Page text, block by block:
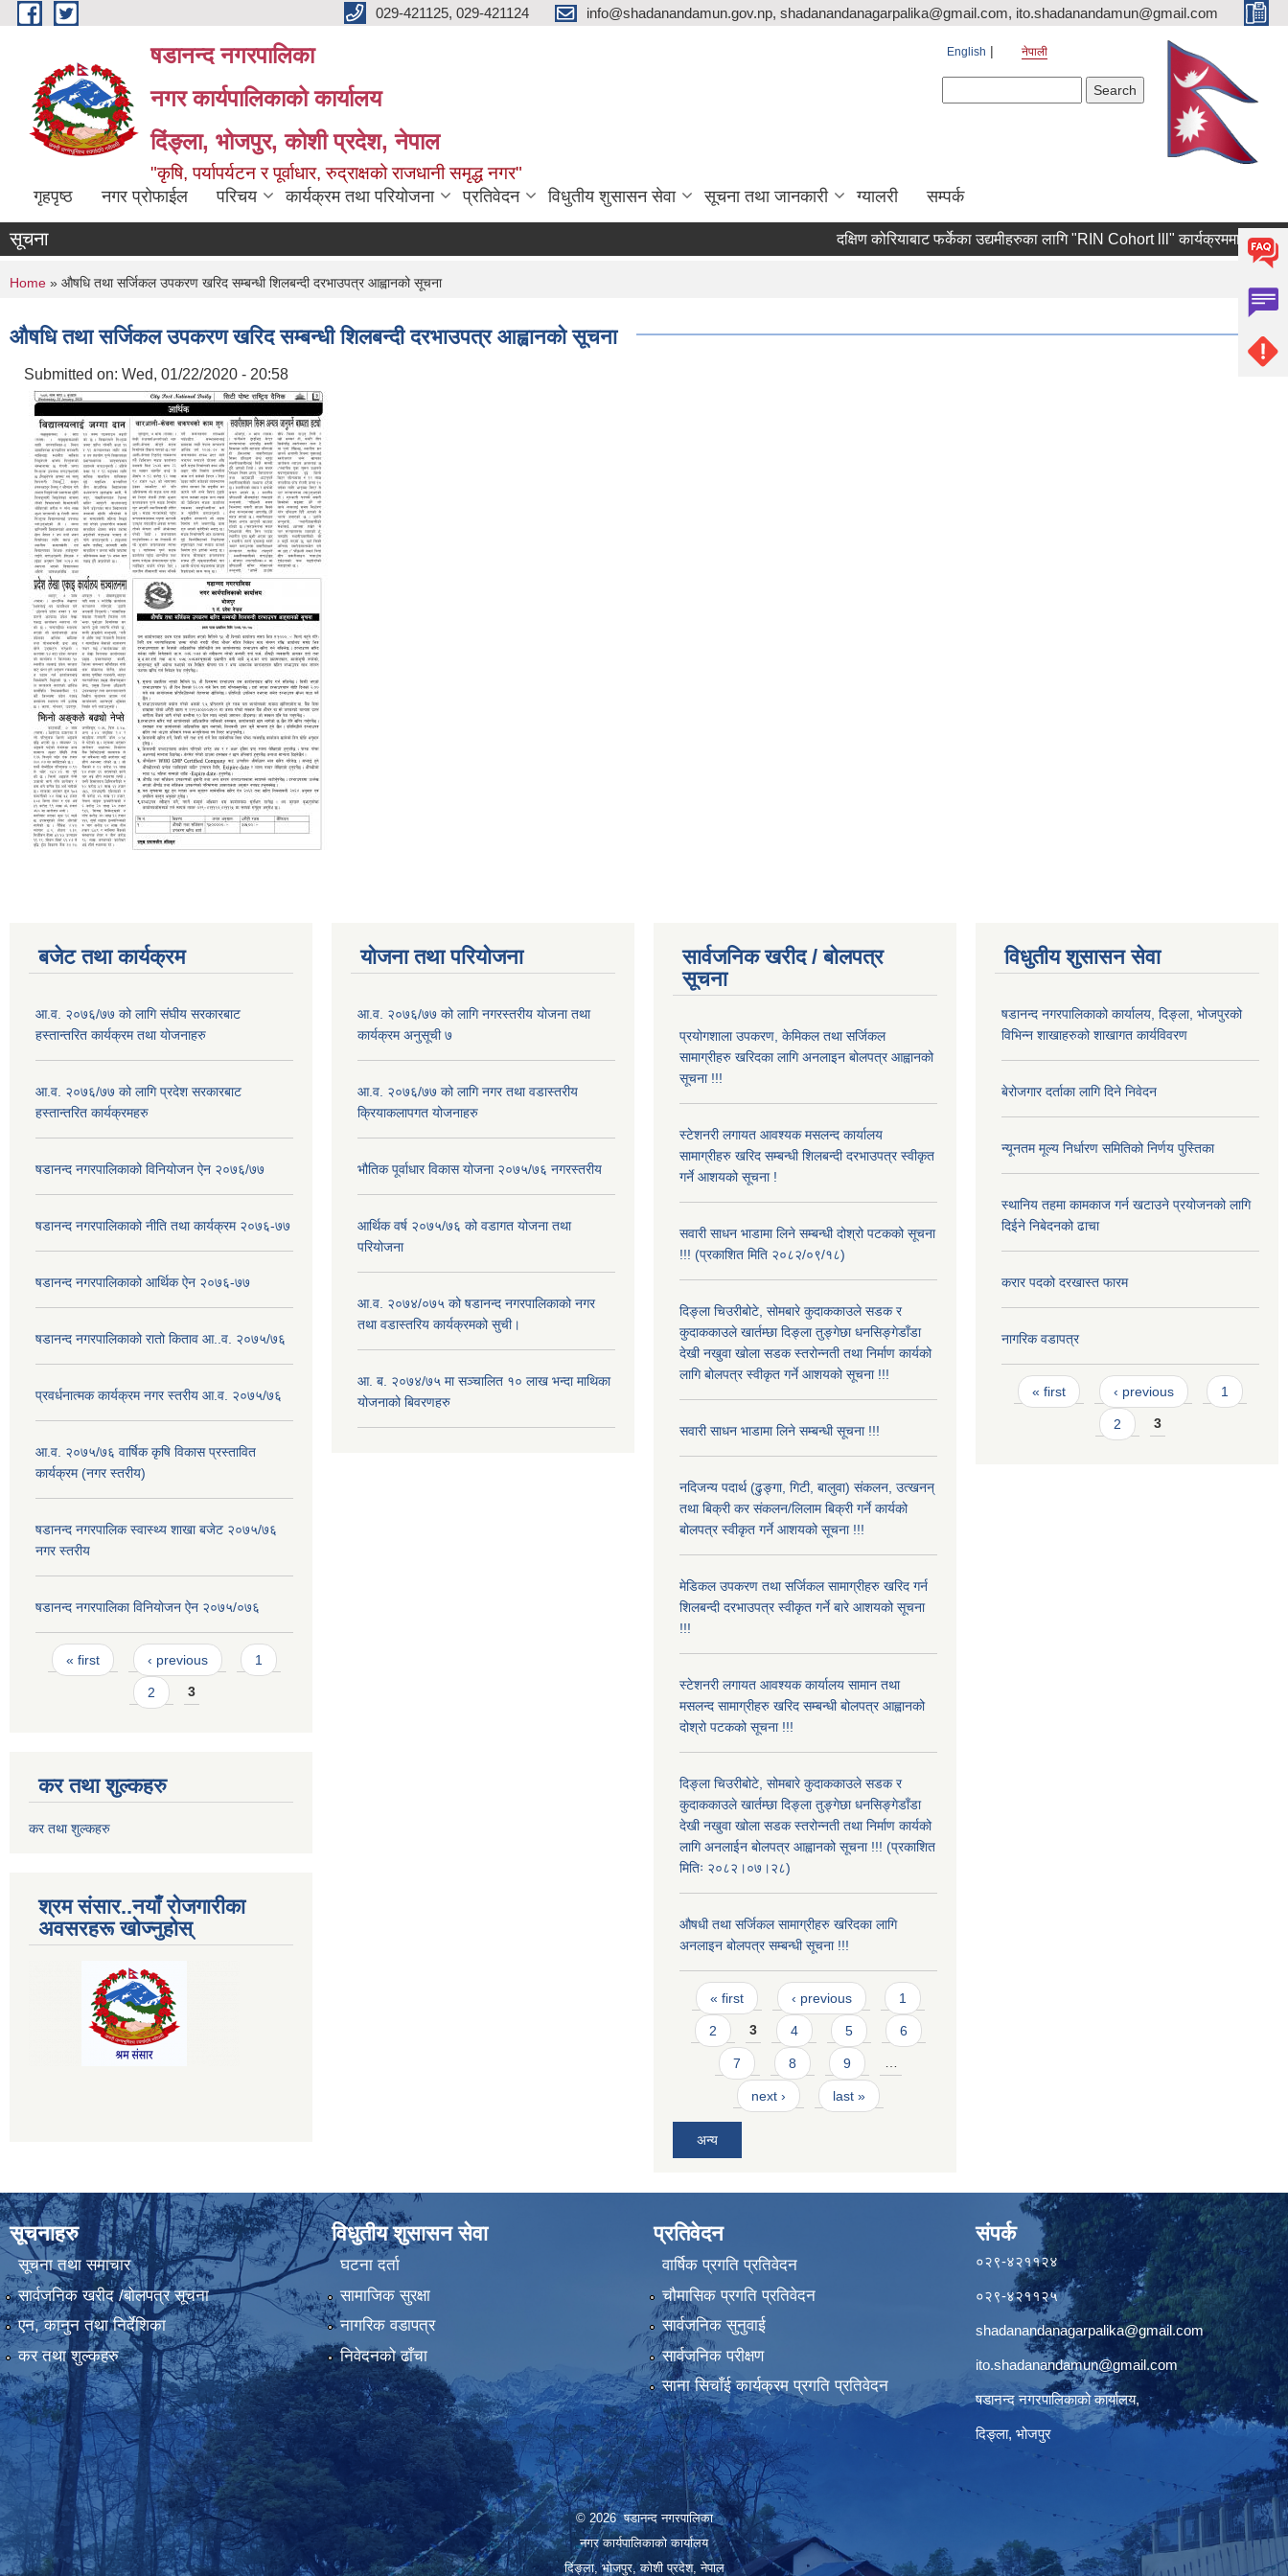
Skip to main content 029-421125, 029-421124 info@shadanandamun.gov.np, shadanandanagarpalika@gmail.com, ito.shadanandamun@gmail.com
षडानन्द नगरपालिका
नगर कार्यपालिकाको कार्यालय
दिंङ्ला, भोजपुर, कोशी प्रदेश, नेपाल
"कृषि, पर्यापर्यटन र पूर्वाधार, रुद्राक्षको राजधानी समृद्ध नगर"
English नेपाली
गृहपृष्ठ नगर प्रोफाईल परिचय कार्यक्रम तथा परियोजना प्रतिवेदन विधुतीय शुसासन सेवा सूचना तथा जानकारी ग्यालरी सम्पर्क
सूचना दक्षिण कोरियाबाट फर्केका उद्यमीहरुका लागि "RIN Cohort lll" कार्यक्रममा आवेदन पेश
You are here
Home » औषधि तथा सर्जिकल उपकरण खरिद सम्बन्धी शिलबन्दी दरभाउपत्र आह्वानको सूचना
औषधि तथा सर्जिकल उपकरण खरिद सम्बन्धी शिलबन्दी दरभाउपत्र आह्वानको सूचना
Submitted on: Wed, 01/22/2020 - 20:58
बजेट तथा कार्यक्रम
आ.व. २०७६/७७ को लागि संघीय सरकारबाट
हस्तान्तरित कार्यक्रम तथा योजनाहरु
आ.व. २०७६/७७ को लागि प्रदेश सरकारबाट
हस्तान्तरित कार्यक्रमहरु
षडानन्द नगरपालिकाको विनियोजन ऐन २०७६/७७
षडानन्द नगरपालिकाको नीति तथा कार्यक्रम २०७६-७७
षडानन्द नगरपालिकाको आर्थिक ऐन २०७६-७७
षडानन्द नगरपालिकाको रातो किताव आ..व. २०७५/७६
प्रवर्धनात्मक कार्यक्रम नगर स्तरीय आ.व. २०७५/७६
आ.व. २०७५/७६ वार्षिक कृषि विकास प्रस्तावित
कार्यक्रम (नगर स्तरीय)
षडानन्द नगरपालिक स्वास्थ्य शाखा बजेट २०७५/७६
नगर स्तरीय
षडानन्द नगरपालिका विनियोजन ‌‌ऐन २०७५/०७६
Pages
« first ‹ previous 1
2 3
कर तथा शुल्कहरु
कर तथा शुल्कहरु
श्रम संसार..नयाँ रोजगारीका
अवसरहरू खोज्नुहोस्
योजना तथा परियोजना
आ.व. २०७६/७७ को लागि नगरस्तरीय योजना तथा
कार्यक्रम अनुसूची ७
आ.व. २०७६/७७ को लागि नगर तथा वडास्तरीय
क्रियाकलापगत योजनाहरु
भौतिक पूर्वाधार विकास योजना २०७५/७६ नगरस्तरीय
आर्थिक वर्ष २०७५/७६ को वडागत योजना तथा
परियोजना
आ.व. २०७४/०७५ को षडानन्द नगरपालिकाको नगर
तथा वडास्तरिय कार्यक्रमको सुची।
आ. ब. २०७४/७५ मा सञ्चालित १० लाख भन्दा माथिका
योजनाको बिवरणहरु
सार्वजनिक खरीद / बोलपत्र
सूचना
प्रयोगशाला उपकरण, केमिकल तथा सर्जिकल
सामाग्रीहरु खरिदका लागि अनलाइन बोलपत्र आह्वानको
सूचना !!!
स्टेशनरी लगायत आवश्यक मसलन्द कार्यालय
सामाग्रीहरु खरिद सम्बन्धी शिलबन्दी दरभाउपत्र स्वीकृत
गर्ने आशयको सूचना !
सवारी साधन भाडामा लिने सम्बन्धी दोश्रो पटकको सूचना
!!! (प्रकाशित मिति २०८२/०९/१८)
दिङ्ला चिउरीबोटे, सोमबारे कुदाककाउले सडक र
कुदाककाउले खार्तम्छा दिङ्ला तुङ्गेछा धनसिङ्गेडाँडा
देखी नखुवा खोला सडक स्तरोन्नती तथा निर्माण कार्यको
लागि बोलपत्र स्वीकृत गर्ने आशयको सूचना !!!
सवारी साधन भाडामा लिने सम्बन्धी सूचना !!!
नदिजन्य पदार्थ (ढुङ्गा, गिटी, बालुवा) संकलन, उत्खनन्
तथा बिक्री कर संकलन/लिलाम बिक्री गर्ने कार्यको
बोलपत्र स्वीकृत गर्ने आशयको सूचना !!!
मेडिकल उपकरण तथा सर्जिकल सामाग्रीहरु खरिद गर्न
शिलबन्दी दरभाउपत्र स्वीकृत गर्ने बारे आशयको सूचना
!!!
स्टेशनरी लगायत आवश्यक कार्यालय सामान तथा
मसलन्द सामाग्रीहरु खरिद सम्बन्धी बोलपत्र आह्वानको
दोश्रो पटकको सूचना !!!
दिङ्ला चिउरीबोटे, सोमबारे कुदाककाउले सडक र
कुदाककाउले खार्तम्छा दिङ्ला तुङ्गेछा धनसिङ्गेडाँडा
देखी नखुवा खोला सडक स्तरोन्नती तथा निर्माण कार्यको
लागि अनलाईन बोलपत्र आह्वानको सूचना !!! (प्रकाशित
मितिः २०८२।०७।२८)
औषधी तथा सर्जिकल सामाग्रीहरु खरिदका लागि
अनलाइन बोलपत्र सम्बन्धी सूचना !!!
Pages
« first ‹ previous 1
2 3 4 5 6
7 8 9 …
next › last »
अन्य
विधुतीय शुसासन सेवा
षडानन्द नगरपालिकाको कार्यालय, दिङ्ला, भोजपुरको
विभिन्न शाखाहरुको शाखागत कार्यविवरण
बेरोजगार दर्ताका लागि दिने निवेदन
न्यूनतम मूल्य निर्धारण समितिको निर्णय पुस्तिका
स्थानिय तहमा कामकाज गर्न खटाउने प्रयोजनको लागि
दिईने निबेदनको ढाचा
करार पदको दरखास्त फारम
नागरिक वडापत्र
Pages
« first ‹ previous 1
2 3
सूचनाहरु
सूचना तथा समाचार
सार्वजनिक खरीद /बोलपत्र सूचना
एन, कानुन तथा निर्देशिका
कर तथा शुल्कहरु
विधुतीय शुसासन सेवा
घटना दर्ता
सामाजिक सुरक्षा
नागरिक वडापत्र
निवेदनको ढाँचा
प्रतिवेदन
वार्षिक प्रगति प्रतिवेदन
चौमासिक प्रगति प्रतिवेदन
सार्वजनिक सुनुवाई
सार्वजनिक परीक्षण
साना सिचाँई कार्यक्रम प्रगति प्रतिवेदन
संपर्क
०२९-४२११२४
०२९-४२११२५
shadanandanagarpalika@gmail.com
ito.shadanandamun@gmail.com
षडानन्द नगरपालिकाको कार्यालय,
दिङ्ला, भोजपुर
© 2026 षडानन्द नगरपालिका
नगर कार्यपालिकाको कार्यालय
दिंङ्ला, भोजपुर, कोशी प्रदेश, नेपाल